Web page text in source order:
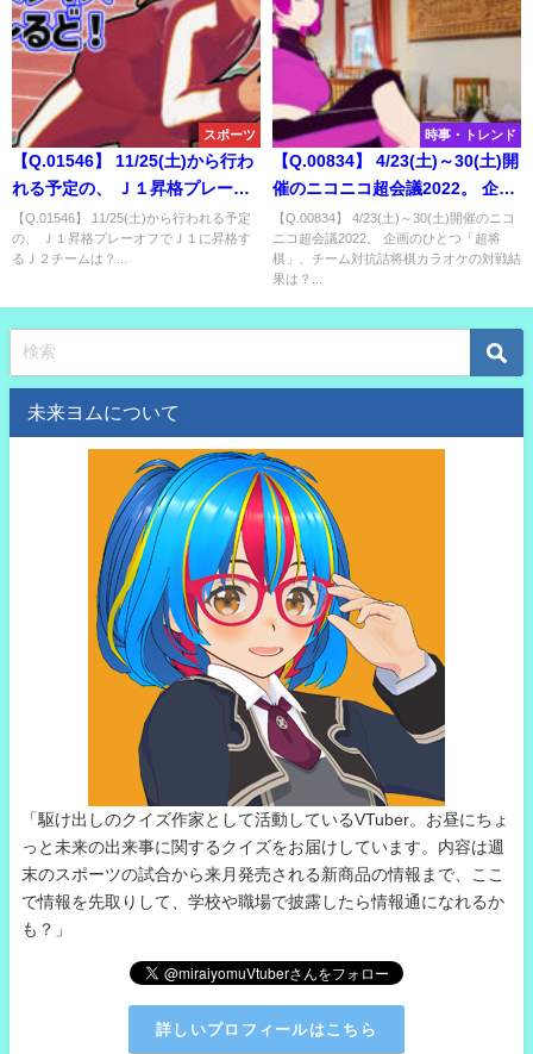
スポーツ
【Q.01546】 11/25(土)から行わ
れる予定の、 Ｊ１昇格プレーオ
フでＪ１に昇格するＪ２チーム
は？
【Q.01546】 11/25(土)から行われる予定
の、 Ｊ１昇格プレーオフでＪ１に昇格す
るＪ２チームは？...
時事・トレンド
【Q.00834】 4/23(土)～30(土)開
催のニコニコ超会議2022。 企画
のひとつ「超将棋」、チーム対
抗詰将棋カラオケの対戦結果
は？
【Q.00834】 4/23(土)～30(土)開催のニコ
ニコ超会議2022。 企画のひとつ「超将
棋」、チーム対抗詰将棋カラオケの対戦結
果は？...
未来ヨムについて
「駆け出しのクイズ作家として活動しているVTuber。お昼にちょ
っと未来の出来事に関するクイズをお届けしています。内容は週
末のスポーツの試合から来月発売される新商品の情報まで、ここ
で情報を先取りして、学校や職場で披露したら情報通になれるか
も？」
詳しいプロフィールはこちら